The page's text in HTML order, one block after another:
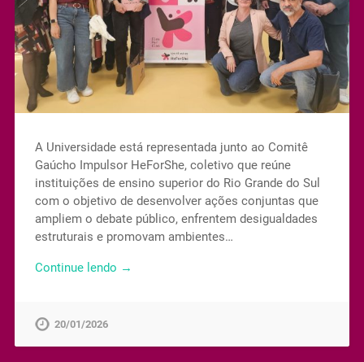
A Universidade está representada junto ao Comitê
Gaúcho Impulsor HeForShe, coletivo que reúne
instituições de ensino superior do Rio Grande do Sul
com o objetivo de desenvolver ações conjuntas que
ampliem o debate público, enfrentem desigualdades
estruturais e promovam ambientes…
Continue lendo →
20/01/2026